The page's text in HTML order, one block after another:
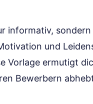
informativ, sondern
und
Vorlage ermutigt
Bewerbern